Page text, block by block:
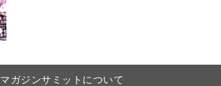
マガジンサミットについて